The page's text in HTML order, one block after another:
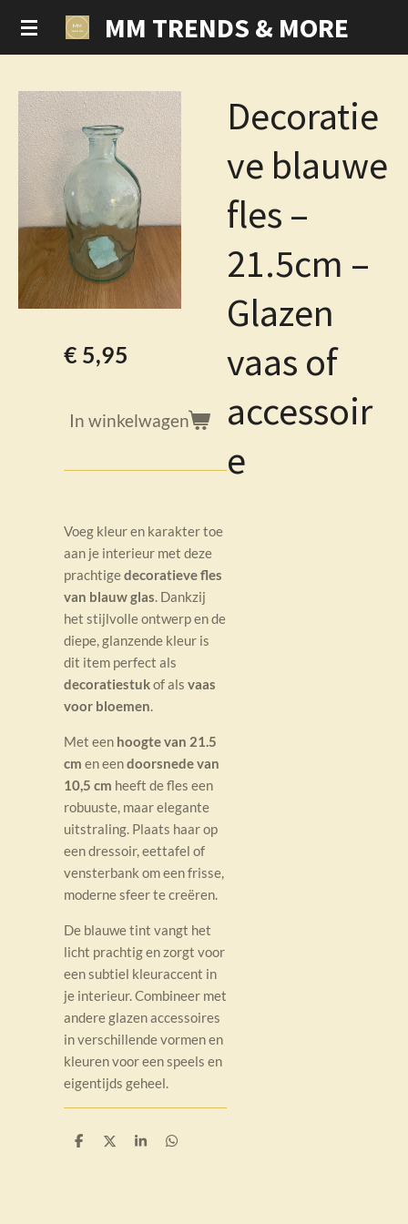
Ga
direct
hoofdinhoud
MM TRENDS & MORE
Decoratie
ve blauwe
fles –
21.5cm –
Glazen
vaas of
accessoir
e
€ 5,95
In winkelwagen
Voeg kleur en karakter toe
aan je interieur met deze
prachtigedecoratieve fles
van blauw glas. Dankzij
het stijlvolle ontwerp en de
diepe, glanzende kleur is
dit item perfect als
decoratiestukof als vaas
voor bloemen.
Met een hoogte van 21.5
cm en eendoorsnede van
10,5 cm heeft de fles een
robuuste, maar elegante
uitstraling. Plaats haar op
een dressoir, eettafel of
vensterbank om een frisse,
moderne sfeer te creëren.
De blauwe tint vangt het
licht prachtig en zorgt voor
een subtiel kleuraccent in
je interieur. Combineer met
andere glazen accessoires
in verschillende vormen en
kleuren voor een speels en
eigentijds geheel.
D
D
S
D